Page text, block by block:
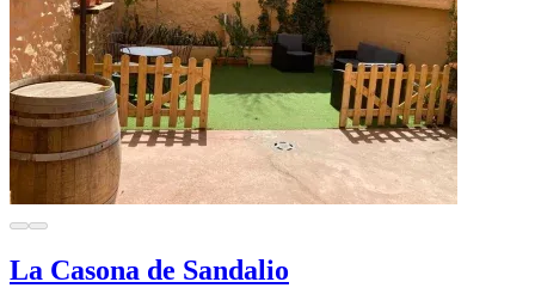
La Casona de Sandalio